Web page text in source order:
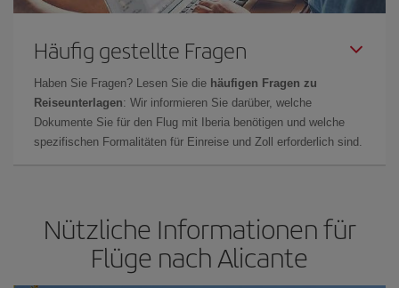
Häufig gestellte Fragen
Haben Sie Fragen? Lesen Sie die häufigen Fragen zu
Reiseunterlagen: Wir informieren Sie darüber, welche
Dokumente Sie für den Flug mit Iberia benötigen und welche
spezifischen Formalitäten für Einreise und Zoll erforderlich sind.
Nützliche Informationen für
Flüge nach Alicante